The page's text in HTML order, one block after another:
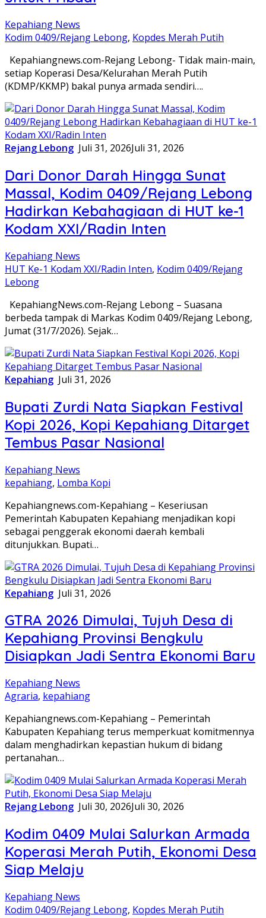
Kepahiang News
Kodim 0409/Rejang Lebong, Kopdes Merah Putih
Kepahiangnews.com-Rejang Lebong- Tidak main-main,
setiap Koperasi Desa/Kelurahan Merah Putih
(KDMP/KKMP) bakal punya armada sendiri….
Rejang Lebong Juli 31, 2026Juli 31, 2026
Dari Donor Darah Hingga Sunat
Massal, Kodim 0409/Rejang Lebong
Hadirkan Kebahagiaan di HUT ke-1
Kodam XXI/Radin Inten
Kepahiang News
HUT Ke-1 Kodam XXI/Radin Inten, Kodim 0409/Rejang
Lebong
KepahiangNews.com-Rejang Lebong – Suasana
berbeda tampak di Markas Kodim 0409/Rejang Lebong,
Jumat (31/7/2026). Sejak…
Kepahiang Juli 31, 2026
Bupati Zurdi Nata Siapkan Festival
Kopi 2026, Kopi Kepahiang Ditarget
Tembus Pasar Nasional
Kepahiang News
kepahiang, Lomba Kopi
Kepahiangnews.com-Kepahiang – Keseriusan
Pemerintah Kabupaten Kepahiang menjadikan kopi
sebagai penggerak ekonomi daerah kembali
ditunjukkan. Bupati…
Kepahiang Juli 31, 2026
GTRA 2026 Dimulai, Tujuh Desa di
Kepahiang Provinsi Bengkulu
Disiapkan Jadi Sentra Ekonomi Baru
Kepahiang News
Agraria, kepahiang
Kepahiangnews.com-Kepahiang – Pemerintah
Kabupaten Kepahiang terus memperkuat komitmennya
dalam menghadirkan kepastian hukum di bidang
pertanahan…
Rejang Lebong Juli 30, 2026Juli 30, 2026
Kodim 0409 Mulai Salurkan Armada
Koperasi Merah Putih, Ekonomi Desa
Siap Melaju
Kepahiang News
Kodim 0409/Rejang Lebong, Kopdes Merah Putih